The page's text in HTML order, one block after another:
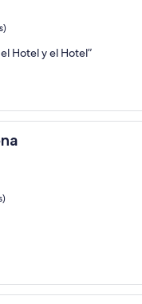
Hotel y el Hotel”